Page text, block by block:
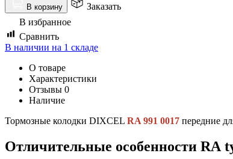
В корзину
Заказать
В избранное
Сравнить
В наличии на 1 складе
О товаре
Характеристики
Отзывы 0
Наличие
Тормозные колодки DIXCEL RA 991 0017 передние
Отличительные особенности RA